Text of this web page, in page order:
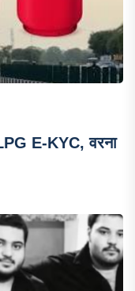
E-KYC, वरना